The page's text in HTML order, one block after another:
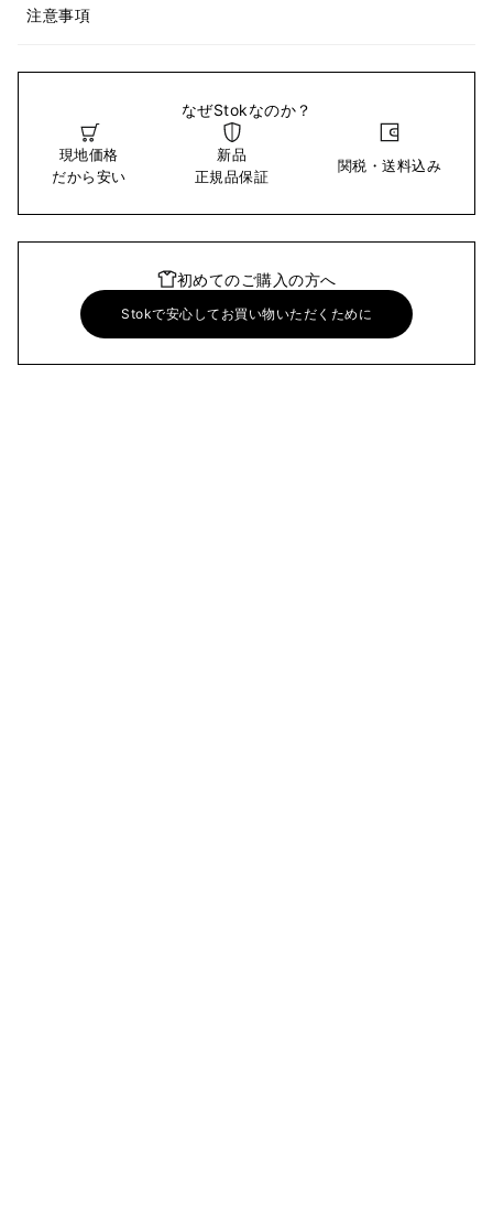
注意事項
なぜStokなのか？
現地価格
だから安い
新品
正規品保証
関税・送料込み
初めてのご購入の方へ
Stokで安心してお買い物いただくために